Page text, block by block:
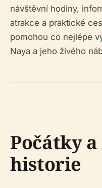
návštěvní hodiny,
atrakce a praktické
pomohou co nejlépe
Naya a jeho živého
Počátky
historie